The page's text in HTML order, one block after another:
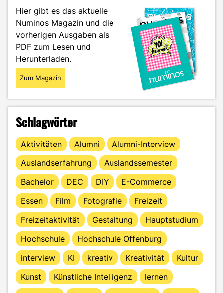
mentale
Resilienz
stärkt"
Hier gibt es das aktuelle
Numinos Magazin und die
vorherigen Ausgaben als
PDF zum Lesen und
Herunterladen.
Zum Magazin
Schlagwörter
Aktivitäten Alumni
Alumni-Interview
Auslandserfahrung
Auslandssemester
Bachelor
DEC DIY
E-Commerce
Essen
Film Fotografie
Freizeit
Freizeitaktivität
Gestaltung
Hauptstudium
Hochschule
Hochschule Offenburg
interview
KI kreativ Kreativität
Kultur
Kunst
Künstliche Intelligenz
lernen